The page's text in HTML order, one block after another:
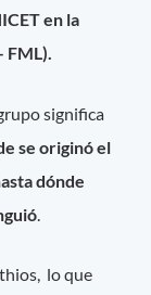
en la
FML).
significa
se originó el
dónde
lo que